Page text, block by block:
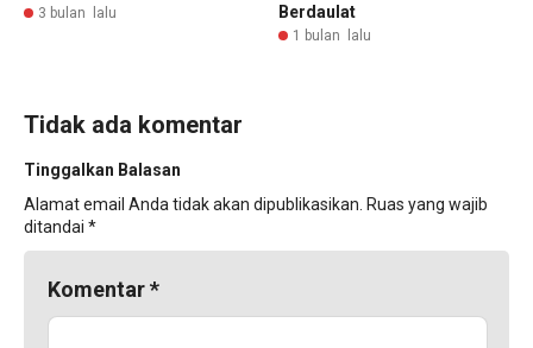
3 bulan lalu
Berdaulat
1 bulan lalu
Tidak ada komentar
Tinggalkan Balasan
Alamat email Anda tidak akan dipublikasikan. Ruas yang wajib
ditandai *
Komentar*